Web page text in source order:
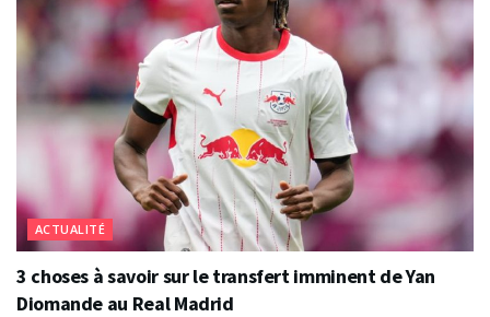
ACTUALITÉ
3 choses à savoir sur le transfert imminent de Yan
Diomande au Real Madrid